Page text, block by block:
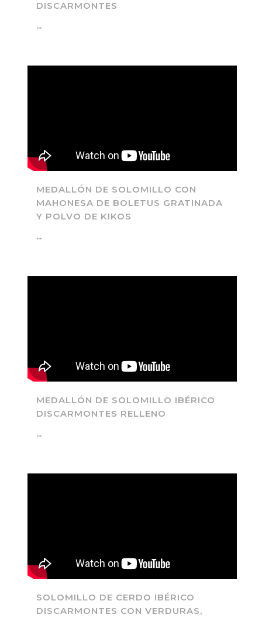
DISCARMONTES
...
MEDALLÓN DE SOLOMILLO CON
MAHONESA DE BOLETUS GRATINADA
Y POLVO DE KIKOS
...
MEDALLÓN DE SOLOMILLO IBÉRICO
DISCARMONTES RELLENO
...
SOLOMILLO DE CERDO IBÉRICO
DISCARMONTES CON VERDURAS,